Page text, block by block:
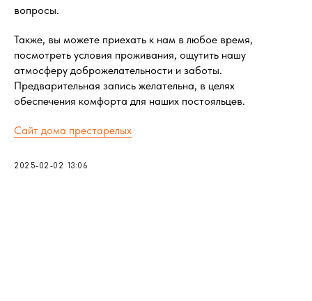
вопросы.
Также, вы можете приехать к нам в любое время,
посмотреть условия проживания, ощутить нашу
атмосферу доброжелательности и заботы.
Предварительная запись желательна, в целях
обеспечения комфорта для наших постояльцев.
Сайт дома престарелых
2025-02-02 13:06